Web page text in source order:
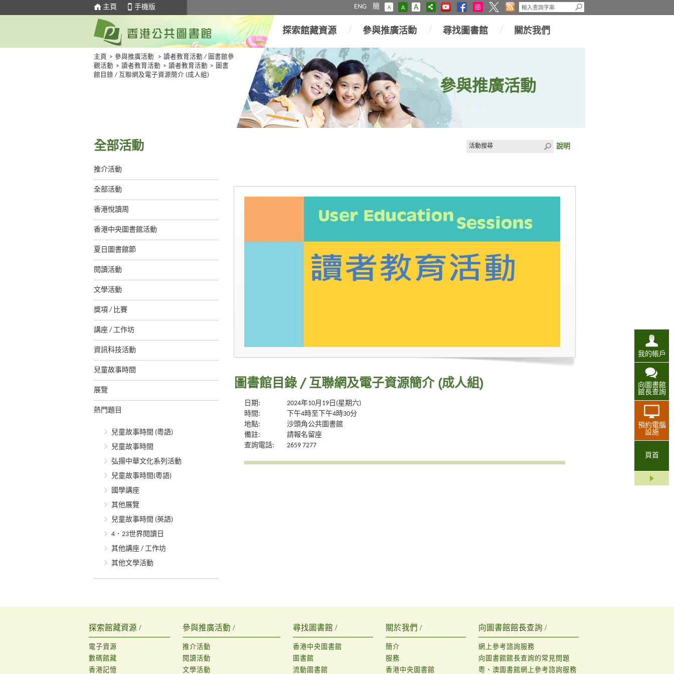
主頁 手機版 ENG 簡 A A A
我的帳戶
向圖書館
館長查詢
預約電腦
設施
頁首
探索館藏資源 參與推廣活動 尋找圖書館 關於我們
主頁 > 參與推廣活動 > 讀者教育活動 / 圖書館參
觀活動 > 讀者教育活動 > 讀者教育活動 > 圖書
館目錄 / 互聯網及電子資源簡介 (成人組)
參與推廣活動
全部活動
推介活動
全部活動
香港悅讀周
香港中央圖書館活動
夏日圖書館節
閱讀活動
文學活動
獎項 / 比賽
講座 / 工作坊
資訊科技活動
兒童故事時間
展覽
熱門題目
兒童故事時間 (粵語)
兒童故事時間
弘揚中華文化系列活動
兒童故事時間(粵語)
國學講座
其他展覽
兒童故事時間 (英語)
4．23世界閱讀日
其他講座 / 工作坊
其他文學活動
說明
圖書館目錄 / 互聯網及電子資源簡介 (成人組)
日期:
2024年10月19日(星期六)
時間:
下午4時至下午4時30分
地點:
沙頭角公共圖書館
備註:
請報名留座
查詢電話:
2659 7277
探索館藏資源 /
電子資源
數碼館藏
香港記憶
參與推廣活動 /
推介活動
閱讀活動
文學活動
尋找圖書館 /
香港中央圖書館
圖書館
流動圖書館
關於我們 /
簡介
服務
香港中央圖書館
向圖書館館長查詢 /
網上參考諮詢服務
向圖書館館長查詢的常見問題
粵、澳圖書館網上參考諮詢服務